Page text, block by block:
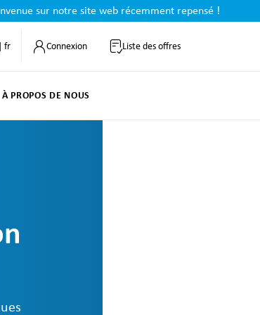
sur notre site web récemment repensé !
fr Connexion Liste des offres
À PROPOS DE NOUS